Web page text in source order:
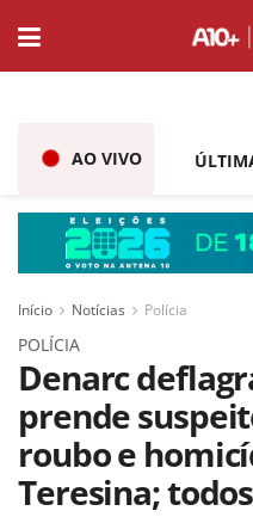
AO VIVO
Início Notícias Polícia
POLÍCIA
Denarc
prende
roubo e
Teresina;